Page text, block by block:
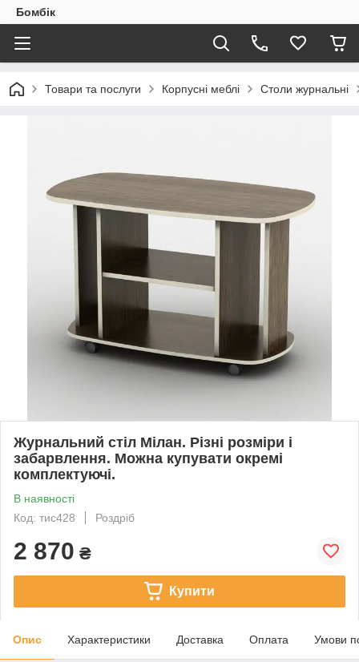
Бомбік
Товари та послуги Корпусні меблі Столи журнальні
Журнальний стіл Мілан. Різні розміри і
забарвлення. Можна купувати окремі
комплектуючі.
В наявності
Код: тис428
Роздріб
2 870 ₴
Купити
Опис Характеристики Доставка Оплата Умови